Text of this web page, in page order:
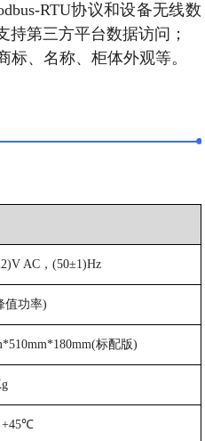
RTU协议和设备无线数
持第三方平台数据访问；
标、名称、柜体外观等。
AC， (50±1)Hz
值功率)
标配版)
+45℃